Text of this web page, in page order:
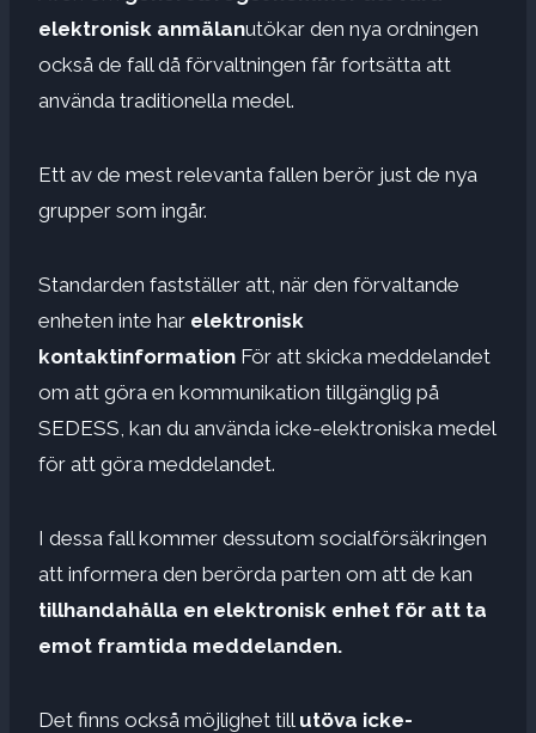
elektronisk anmälanutökar den nya ordningen
också de fall då förvaltningen får fortsätta att
använda traditionella medel.
Ett av de mest relevanta fallen berör just de nya
grupper som ingår.
Standarden fastställer att, när den förvaltande
enheten inte har elektronisk
kontaktinformation För att skicka meddelandet
om att göra en kommunikation tillgänglig på
SEDESS, kan du använda icke-elektroniska medel
för att göra meddelandet.
I dessa fall kommer dessutom socialförsäkringen
att informera den berörda parten om att de kan
tillhandahålla en elektronisk enhet för att ta
emot framtida meddelanden.
Det finns också möjlighet till utöva icke-